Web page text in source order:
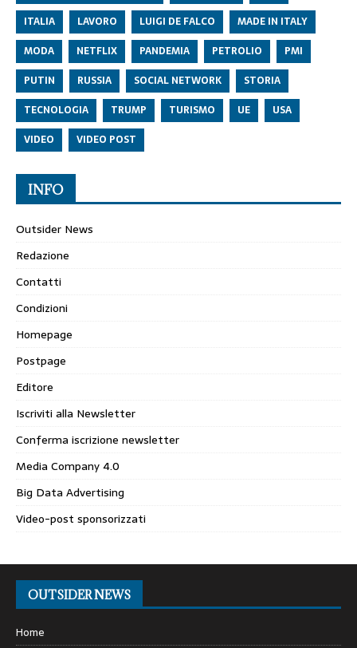
ITALIA
LAVORO LUIGI DE FALCO
MADE IN ITALY
MODA
NETFLIX PANDEMIA PETROLIO
PMI
PUTIN
RUSSIA SOCIAL NETWORK
STORIA
TECNOLOGIA
TRUMP TURISMO UE
USA
VIDEO
VIDEO POST
INFO
Outsider News
Redazione
Contatti
Condizioni
Homepage
Postpage
Editore
Iscriviti alla Newsletter
Conferma iscrizione newsletter
Media Company 4.0
Big Data Advertising
Video-post sponsorizzati
OUTSIDER NEWS
Home